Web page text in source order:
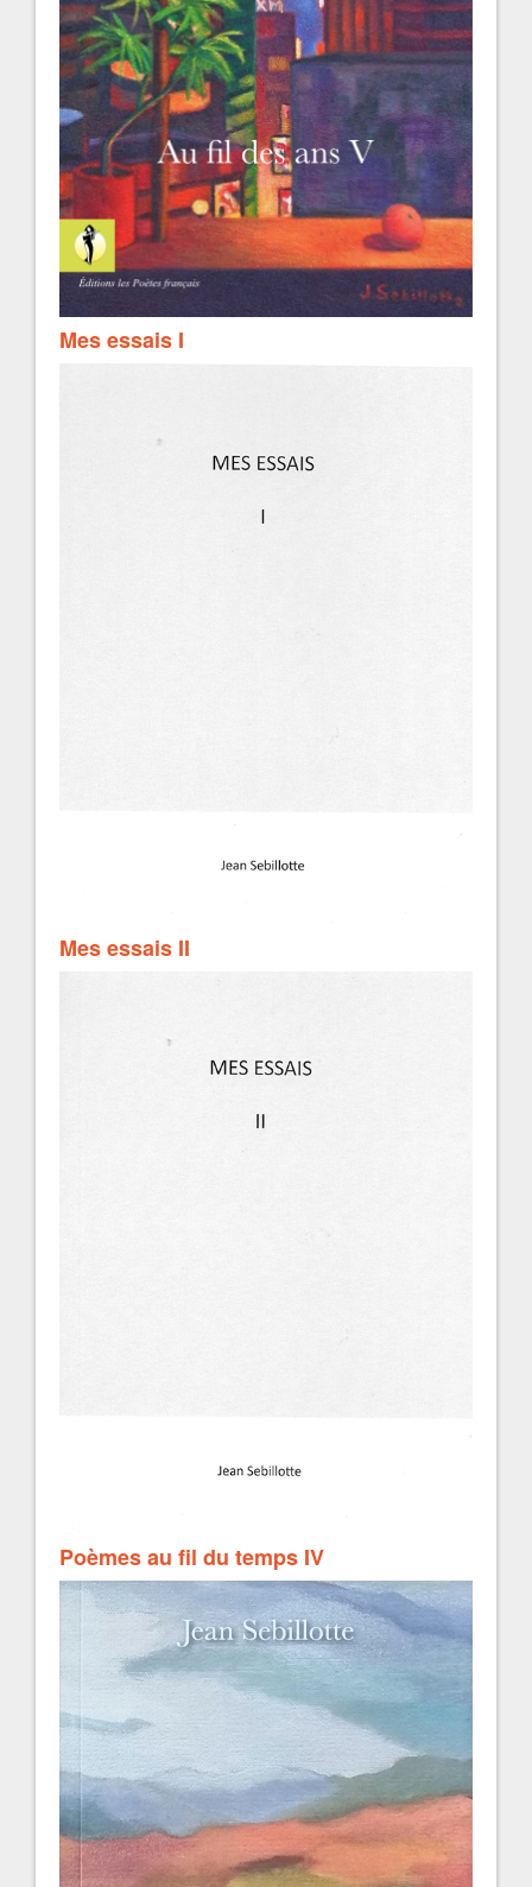
Mes essais I
Mes essais II
Poèmes au fil du temps IV